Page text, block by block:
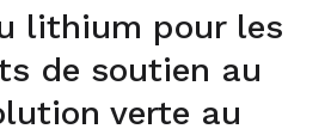
lithium pour les
de soutien au
verte au